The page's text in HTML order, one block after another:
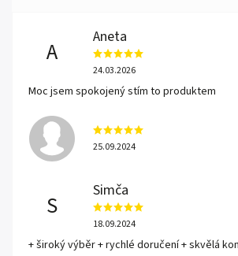
A
Aneta
24.03.2026
Moc jsem spokojený stím to produktem
25.09.2024
S
Simča
18.09.2024
+ široký výběr + rychlé doručení + skvělá